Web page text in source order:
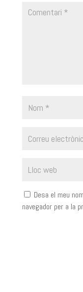
Desa el meu
navegador per a la